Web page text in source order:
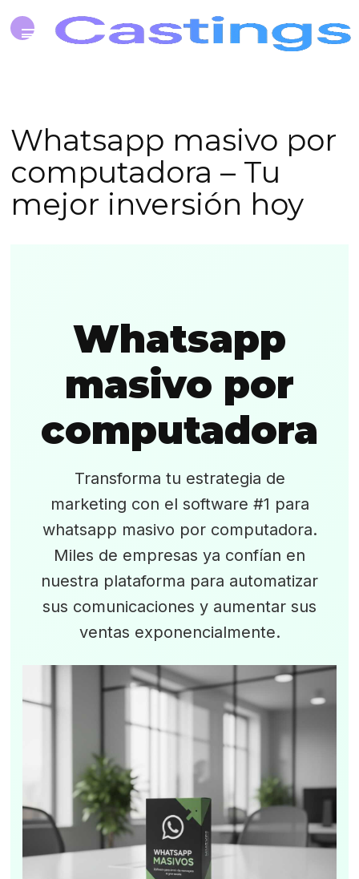
Whatsapp masivo por
computadora – Tu
mejor inversión hoy
Whatsapp
masivo por
computadora
Transforma tu estrategia de
marketing con el software #1 para
whatsapp masivo por computadora.
Miles de empresas ya confían en
nuestra plataforma para automatizar
sus comunicaciones y aumentar sus
ventas exponencialmente.